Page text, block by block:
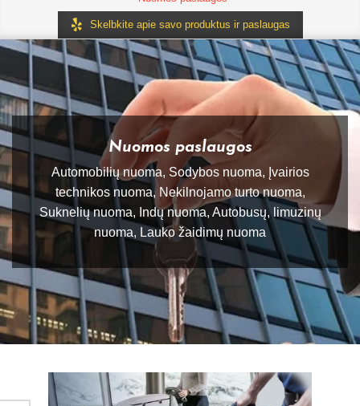
Skelbkite apie savo produktus ir paslaugas
Nuomos paslaugos
Automobilių nuoma, Sodybos nuoma, Įvairios
technikos nuoma, Nekilnojamo turto nuoma,
Suknelių nuoma, Indų nuoma, Autobusų, limuzinų
nuoma, Lauko žaidimų nuoma